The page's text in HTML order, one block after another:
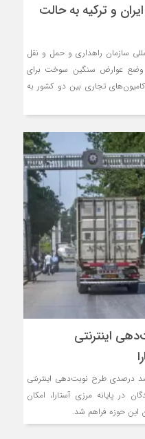
و ترکیه به حالت
سازمان راهداری و حمل و نقل
وضع عوارض سنگین سوخت برای
کامیون‌های تجاری بین دو کشور به
اینترنتی
صد درصدی طرح نوبت‌دهی اینترنتی
در پایانه مرزی آستارا، امکان
این حوزه فراهم شد.